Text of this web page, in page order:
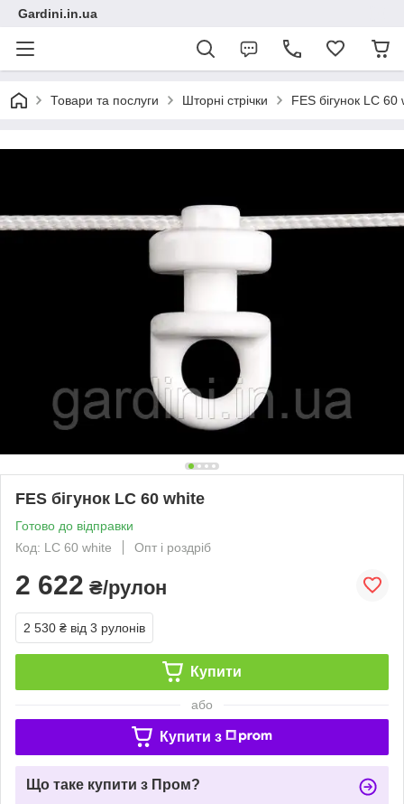
Gardini.in.ua
Товари та послуги Шторні стрічки FES бігунок LC 60
FES бігунок LC 60 white
Готово до відправки
Код: LC 60 white
Опт і роздріб
2 622 ₴/рулон
2 530 ₴ від 3 рулонів
Купити
або
Купити з
Що таке купити з Пром?